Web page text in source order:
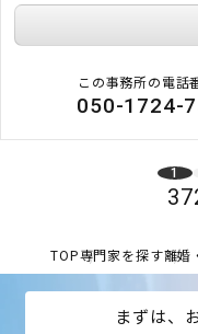
この事務所の電話
050-1724-
1
TOP専門家を探す離婚
まずは、